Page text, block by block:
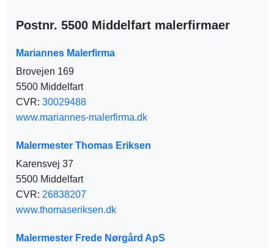
Postnr. 5500 Middelfart malerfirmaer
Mariannes Malerfirma
Brovejen 169
5500 Middelfart
CVR: 30029488
www.mariannes-malerfirma.dk
Malermester Thomas Eriksen
Karensvej 37
5500 Middelfart
CVR: 26838207
www.thomaseriksen.dk
Malermester Frede Nørgård ApS